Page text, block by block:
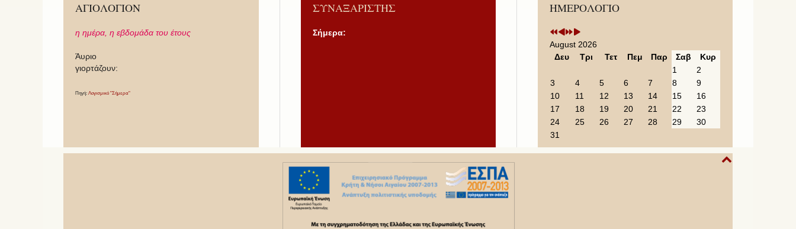
ΑΓΙΟΛΟΓΙΟΝ
η ημέρα, η εβδομάδα του έτους
Άυριο
γιορτάζουν:
Πηγή: Λογισμικό "Σήμερα"
ΣΥΝΑΞΑΡΙΣΤΗΣ
Σήμερα:
ΗΜΕΡΟΛΟΓΙΟ
YearMonth
YearMonth
August 2026
Δευ
Τρι Τετ Πεμ Παρ Σαβ
Κυρ
1
2
3
4 5 6 7 8
9
10
11 12 13 14 15
16
17
18 19 20 21 22
23
24
25 26 27 28 29
30
31